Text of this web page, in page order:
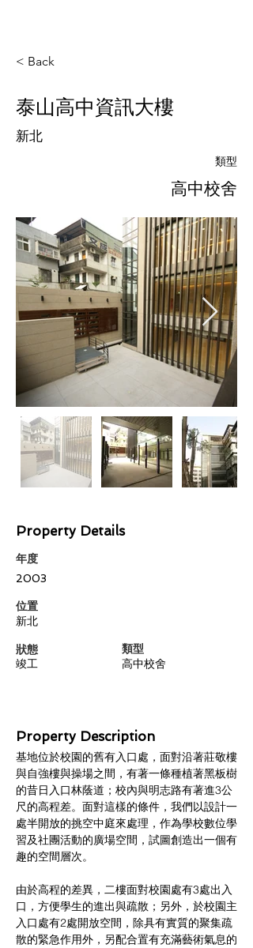
< Back
泰山高中資訊大樓
新北
類型
高中校舍
Property Details
年度
2003
​位置
新北
狀態
竣工
類型
高中校舍
Property Description
基地位於校園的舊有入口處，面對沿著莊敬樓
與自強樓與操場之間，有著一條種植著黑板樹
的昔日入口林蔭道；校內與明志路有著進3公
尺的高程差。面對這樣的條件，我們以設計一
處半開放的挑空中庭來處理，作為學校數位學
習及社團活動的廣場空間，試圖創造出一個有
趣的空間層次。
由於高程的差異，二樓面對校園處有3處出入
口，方便學生的進出與疏散；另外，於校園主
入口處有2處開放空間，除具有實質的聚集疏
散的緊急作用外，另配合置有充滿藝術氣息的